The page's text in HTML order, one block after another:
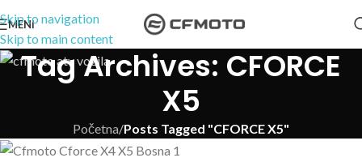
Skip to navigation
Skip to main content
MENI
Tag Archives: CFORCE
X5
Početna/Posts Tagged "CFORCE X5"